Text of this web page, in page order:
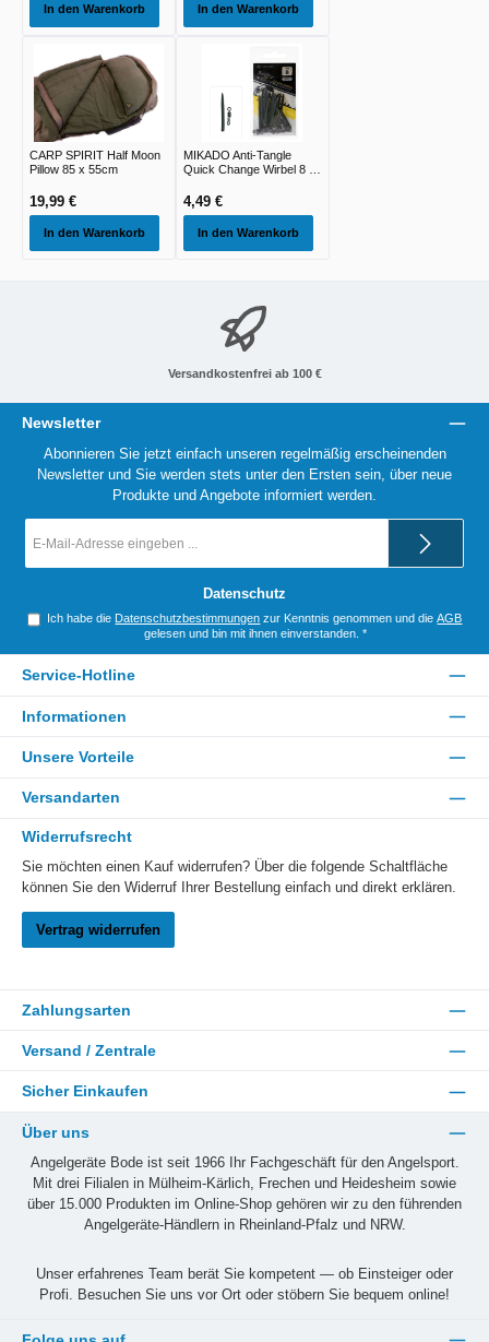
In den Warenkorb In den Warenkorb
CARP SPIRIT Half Moon
Pillow 85 x 55cm
19,99 €
In den Warenkorb
MIKADO Anti-Tangle
Quick Change Wirbel 8 -
4,49 €
In den Warenkorb
Versandkostenfrei ab 100 €
Newsletter
Abonnieren Sie jetzt einfach unseren regelmäßig erscheinenden
Newsletter und Sie werden stets unter den Ersten sein, über neue
Produkte und Angebote informiert werden.
Mail-
Datenschutz
Ich habe die Datenschutzbestimmungen zur Kenntnis genommen und dieAGB
gelesen und bin mit ihnen einverstanden. *
Service-Hotline
Informationen
Unsere Vorteile
Versandarten
Widerrufsrecht
Sie möchten einen Kauf widerrufen? Über die folgende Schaltfläche
können Sie den Widerruf Ihrer Bestellung einfach und direkt erklären.
Vertrag widerrufen
Zahlungsarten
Versand / Zentrale
Sicher Einkaufen
Über uns
Angelgeräte Bode ist seit 1966 Ihr Fachgeschäft für den Angelsport.
Mit drei Filialen in Mülheim-Kärlich, Frechen und Heidesheim sowie
über 15.000 Produkten im Online-Shop gehören wir zu den führenden
Angelgeräte-Händlern in Rheinland-Pfalz und NRW.
Unser erfahrenes Team berät Sie kompetent — ob Einsteiger oder
Profi. Besuchen Sie uns vor Ort oder stöbern Sie bequem online!